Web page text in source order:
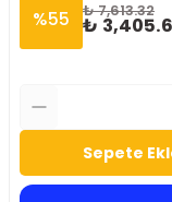
%55 ₺ 7,613.32
₺
Sepete